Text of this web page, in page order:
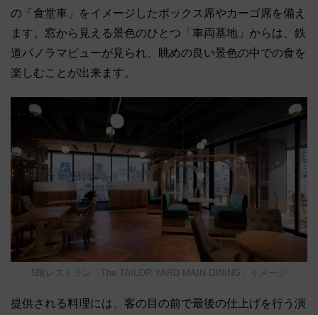
の「食堂車」をイメージしたボックス席やカーゴ席を備え
ます。窓から見える景色のひとつ「車両基地」からは、鉄
道パノラマビューが見られ、眺めの良い景色の中での食を
楽しむことが出来ます。
5階レストラン「The TAILOR YARD MAIN DINING」イメージ
提供される料理には、客の目の前で最後の仕上げを行う演